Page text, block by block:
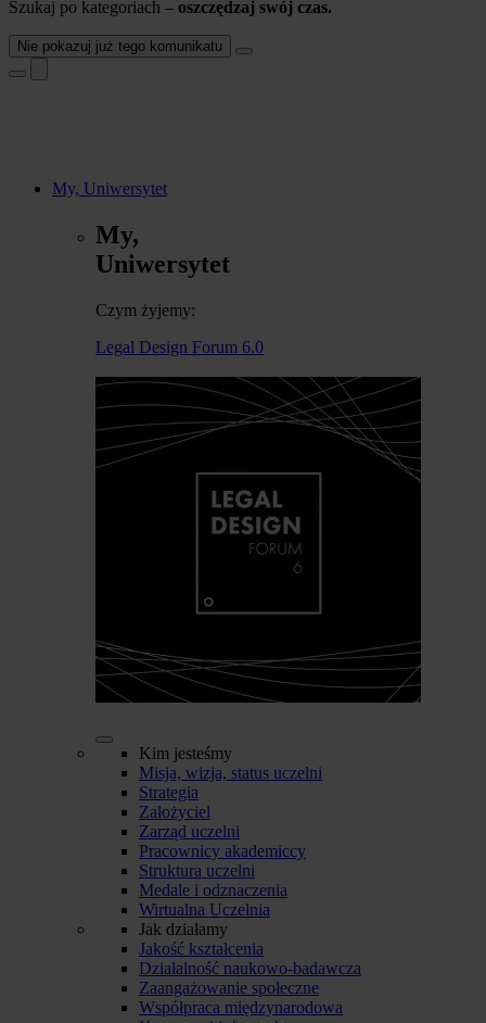
Szukaj po kategoriach – oszczędzaj swój czas.
Nie pokazuj już tego komunikatu
My, Uniwersytet
My,
Uniwersytet
Czym żyjemy:
Legal Design Forum 6.0
Kim jesteśmy
Misja, wizja, status uczelni
Strategia
Założyciel
Zarząd uczelni
Pracownicy akademiccy
Struktura uczelni
Medale i odznaczenia
Wirtualna Uczelnia
Jak działamy
Jakość kształcenia
Działalność naukowo-badawcza
Zaangażowanie społeczne
Współpraca międzynarodowa